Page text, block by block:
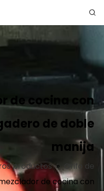
de cocina con
de doble
manija
productos » Grifo de
de cocina con